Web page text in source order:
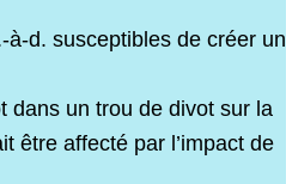
à-d. susceptibles de créer un
dans un trou de divot sur la
être affecté par l’impact de